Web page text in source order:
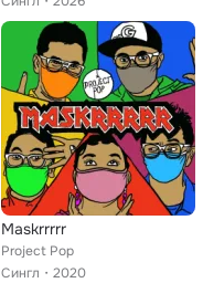
Maskrrrrr
Project Pop
Сингл
2020